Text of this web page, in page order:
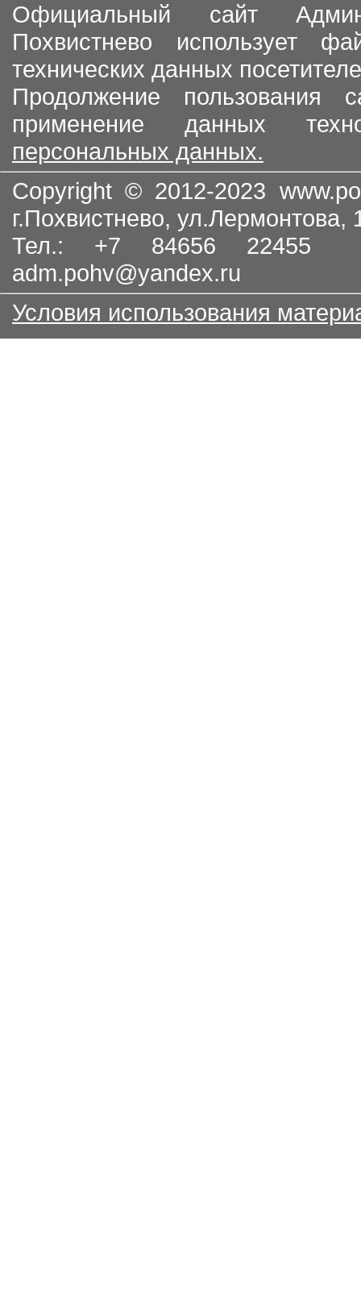
Официальный сайт
Похвистнево использует
технических данных
Продолжение пользования
применение данных
персональных данных.
Copyright © 2012-2023
г.Похвистнево, ул.Лермонтова,
Тел.: +7 84656
adm.pohv@yandex.ru
Условия использования